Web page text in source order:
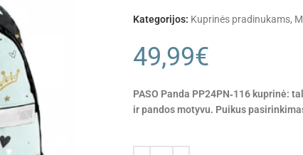
Kategorijos: Kuprinės pradinukams,
49,99€
PASO Panda PP24PN‑116 kuprinė:
ir pandos motyvu. Puikus